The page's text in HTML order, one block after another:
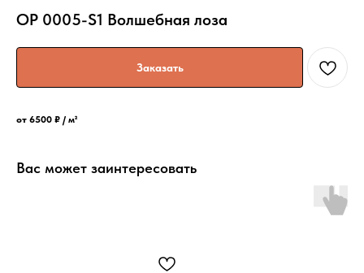
OP 0005-S1 Волшебная лоза
Заказать
от 6500 ₽ / м²
Вас может заинтересовать